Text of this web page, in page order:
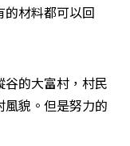
材料都可以回
的大富村，村民
貌。但是努力的